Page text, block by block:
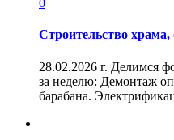
0
Строительство храма,
28.02.2026 г. Делимся
за неделю: Демонтаж
барабана.